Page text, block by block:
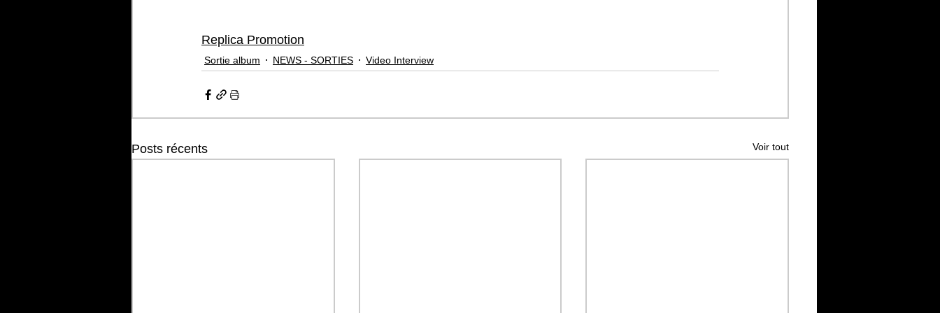
Replica Promotion
Sortie album NEWS - SORTIES Video Interview
Posts récents Voir tout